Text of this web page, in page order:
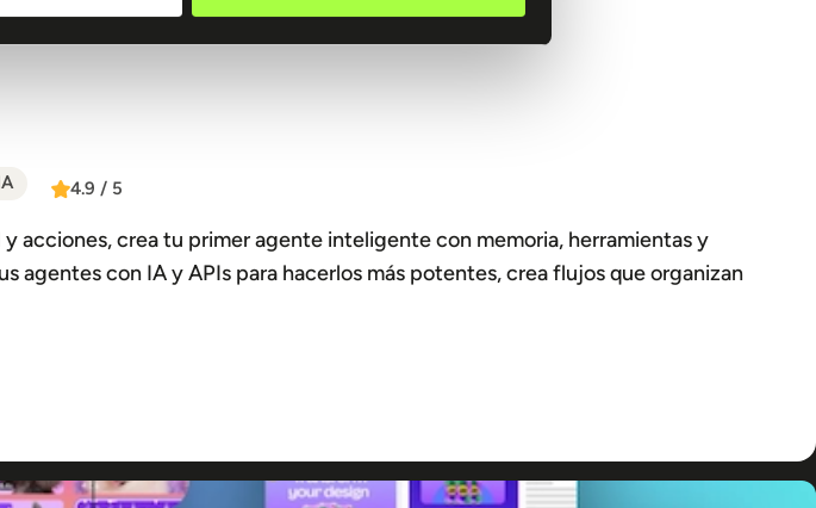
4.9 / 5
acciones, crea tu primer agente inteligente con memoria, herramientas y
con IA y APIs para hacerlos más potentes, crea flujos que organizan